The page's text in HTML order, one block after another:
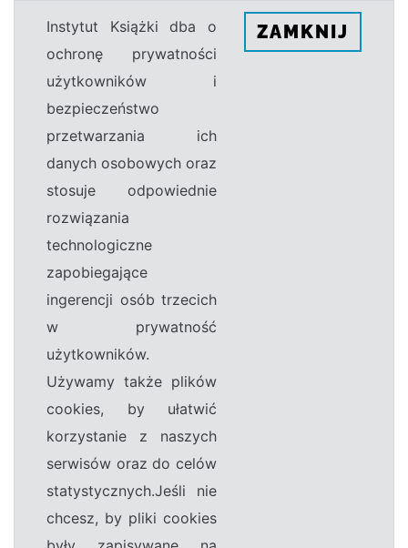
Instytut Książki dba o
ochronę prywatności
użytkowników i
bezpieczeństwo
przetwarzania ich
danych osobowych oraz
stosuje odpowiednie
rozwiązania
technologiczne
zapobiegające
ingerencji osób trzecich
w prywatność
użytkowników.
Używamy także plików
cookies, by ułatwić
korzystanie z naszych
serwisów oraz do celów
statystycznych.Jeśli nie
chcesz, by pliki cookies
ZAMKNIJ